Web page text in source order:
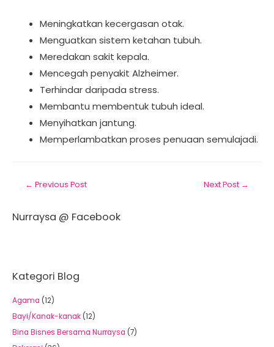
Meningkatkan kecergasan otak.
Menguatkan sistem ketahan tubuh.
Meredakan sakit kepala.
Mencegah penyakit Alzheimer.
Terhindar daripada stress.
Membantu membentuk tubuh ideal.
Menyihatkan jantung.
Memperlambatkan proses penuaan semulajadi.
← Previous Post Next Post →
Nurraysa @ Facebook
Kategori Blog
Agama (12)
Bayi/Kanak-kanak (12)
Bina Bisnes Bersama Nurraysa (7)